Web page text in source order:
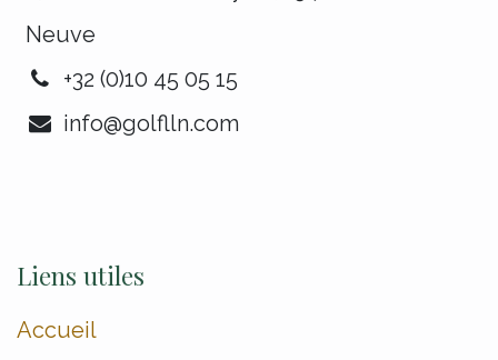
Neuve
+32 (0)10 45 05 15
info@golflln.com
Liens utiles
Accueil